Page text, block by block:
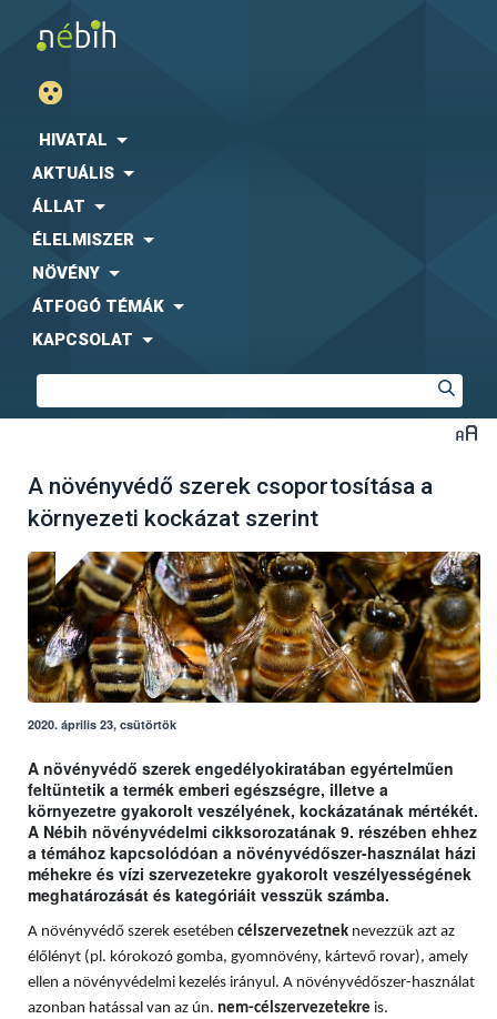
HIVATAL
AKTUÁLIS
ÁLLAT
ÉLELMISZER
NÖVÉNY
ÁTFOGÓ TÉMÁK
KAPCSOLAT
A növényvédő szerek csoportosítása a
környezeti kockázat szerint
2020. április 23, csütörtök
A növényvédő szerek engedélyokiratában egyértelműen
feltüntetik a termék emberi egészségre, illetve a
környezetre gyakorolt veszélyének, kockázatának mértékét.
A Nébih növényvédelmi cikksorozatának 9. részében ehhez
a témához kapcsolódóan a növényvédőszer-használat házi
méhekre és vízi szervezetekre gyakorolt veszélyességének
meghatározását és kategóriáit vesszük számba.
A növényvédő szerek esetében célszervezetnek nevezzük azt az
élőlényt (pl. kórokozó gomba, gyomnövény, kártevő rovar), amely
ellen a növényvédelmi kezelés irányul. A növényvédőszer-használat
azonban hatással van az ún. nem-célszervezetekre is.